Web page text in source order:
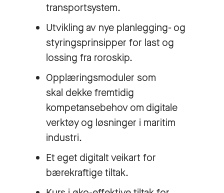
transportsystem.
Utvikling av nye planlegging- og
styringsprinsipper for last og
lossing fra roroskip.
Opplæringsmoduler som
skal dekke fremtidig
kompetansebehov om digitale
verktøy og løsninger i maritim
industri.
Et eget digitalt veikart for
bærekraftige tiltak.